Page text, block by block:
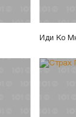
Иди Ко